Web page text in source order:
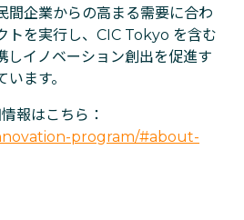
間企業からの高まる需要に合わ
トを実行し、CIC Tokyo を含む
しイノベーション創出を促進す
ます。
報はこちら：
program/#about-